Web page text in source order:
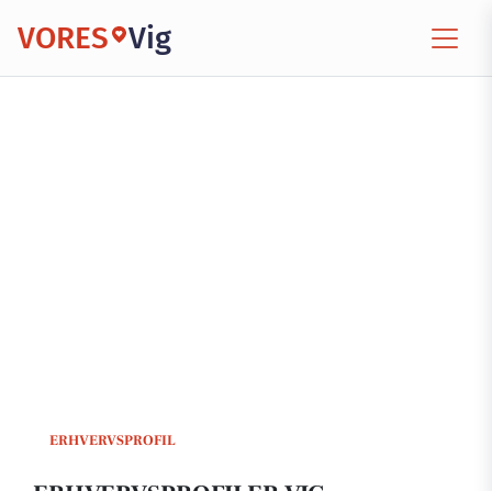
VORES Vig
ERHVERVSPROFIL